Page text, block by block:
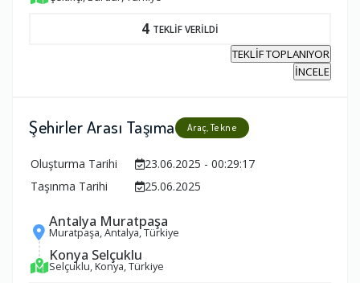
4 TEKLİF VERİLDİ
TEKLİF TOPLANIYOR
İNCELE
Şehirler Arası Taşıma Araç, Tekne
Oluşturma Tarihi
23.06.2025 - 00:29:17
Taşınma Tarihi
25.06.2025
Antalya Muratpaşa
Muratpaşa, Antalya, Türkiye
Konya Selçuklu
Selçuklu, Konya, Türkiye